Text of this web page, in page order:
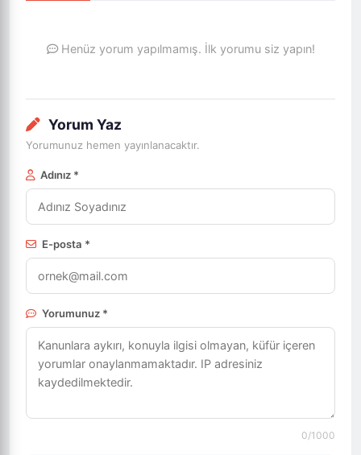
Henüz yorum yapılmamış. İlk yorumu siz yapın!
Yorum Yaz
Yorumunuz hemen yayınlanacaktır.
Adınız *
E-posta *
Yorumunuz *
0/1000